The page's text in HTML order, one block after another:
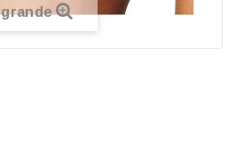
grande